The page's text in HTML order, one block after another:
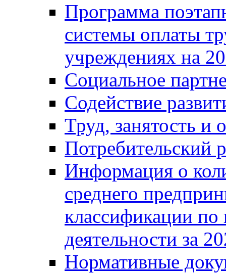
Программа
системы оплаты
учреждениях на
Социальное
Содействие
Труд, занятость и
Потребительский
Информация о
среднего
классификации
деятельности за
Нормативные